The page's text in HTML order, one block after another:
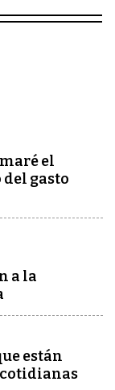
el
gasto
a la
están